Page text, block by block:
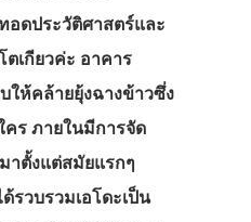
อดประวัติศาสตร์และ
เกียวค่ะ อาคาร
ห้คล้ายยุ้งฉางข้าวซึ่ง
ร ภายในมีการจัด
าตั้งแต่สมัยแรกๆ
รวบรวมเอโดะเป็น